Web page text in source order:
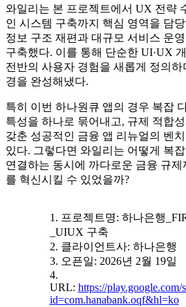
와일리는 본 프로젝트에서 UX 전략
인 시스템 구축까지 핵심 영역을 담
정보 구조 재편과 대규모 서비스 운
구축했다. 이를 통해 단순한 UI·UX
전반의 사용자 경험을 새롭게 정의
경을 완성해냈다.
특히 이번 하나원큐 앱의 경우 복잡
특성을 하나로 묶어내고, 규제 적합
갖춘 성공적인 금융 앱 리뉴얼의 벤
있다. 그렇다면 와일리는 어떻게 복
연결하는 동시에 까다로운 금융 규
를 혁신시킬 수 있었을까?
1. 프로젝트명: 하나은행
_UIUX 구축
2. 클라이언트사: 하나은행
3. 오픈일: 2026년 2월 19일
4.
URL: https://play.google.com/
id=com.hanabank.oqf&hl=ko